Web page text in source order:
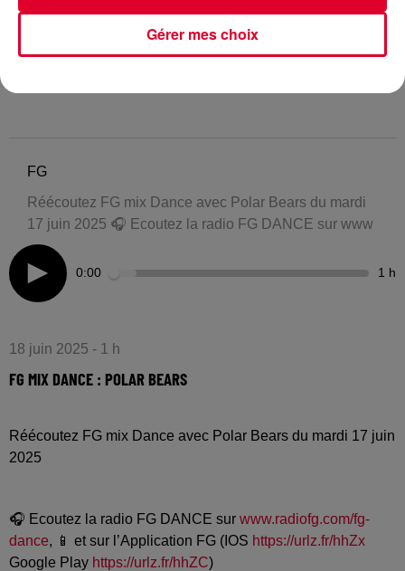
FG
Réécoutez FG mix Dance avec Polar Bears du mardi
17 juin 2025 🎧 Ecoutez la radio FG DANCE sur www
0:00 1 h
18 juin 2025 - 1 h
FG MIX DANCE : POLAR BEARS
Réécoutez FG mix Dance avec Polar Bears du mardi 17 juin
2025
🎧 Ecoutez la radio FG DANCE sur www.radiofg.com/fg-
dance, 📱 et sur l’Application FG (IOS https://urlz.fr/hhZx
Google Play https://urlz.fr/hhZC)
Gérer mes choix